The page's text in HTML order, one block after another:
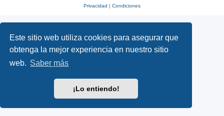
Este sitio web utiliza cookies para asegurar que
obtenga la mejor experiencia en nuestro sitio
web. Saber más
¡Lo entiendo!
Privacidad | Condiciones